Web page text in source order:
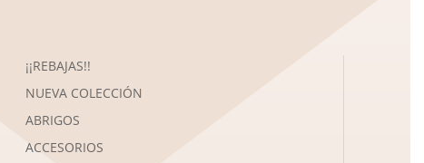
¡¡REBAJAS!!
NUEVA COLECCIÓN
ABRIGOS
ACCESORIOS